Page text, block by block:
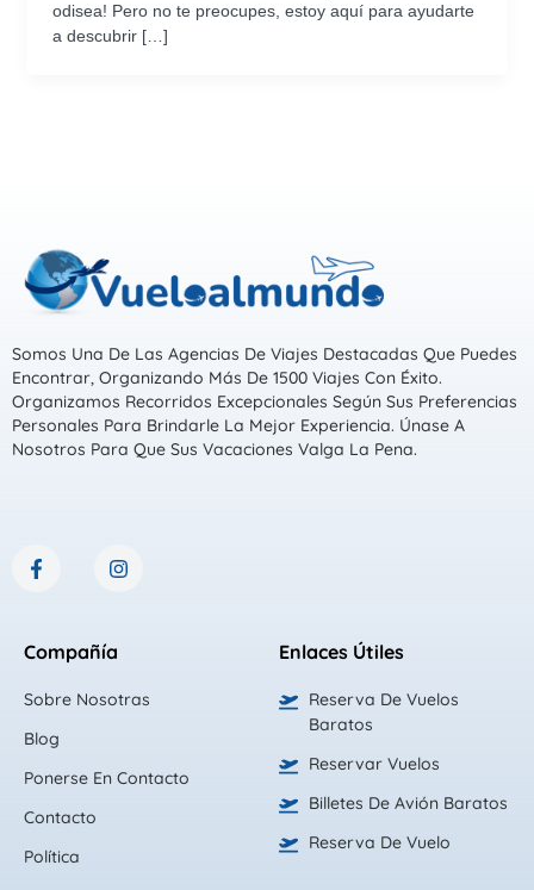
odisea! Pero no te preocupes, estoy aquí para ayudarte
a descubrir […]
Somos Una De Las Agencias De Viajes Destacadas Que Puedes
Encontrar, Organizando Más De 1500 Viajes Con Éxito.
Organizamos Recorridos Excepcionales Según Sus Preferencias
Personales Para Brindarle La Mejor Experiencia. Únase A
Nosotros Para Que Sus Vacaciones Valga La Pena.
F
a
o
k
f
n
g
a
Compañía
Sobre Nosotras
Blog
Ponerse En Contacto
Contacto
Política
Enlaces Útiles
Reserva De Vuelos
Baratos
Reservar Vuelos
Billetes De Avión Baratos
Reserva De Vuelo